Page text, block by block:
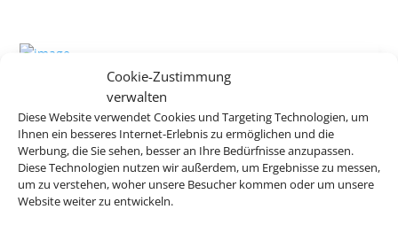
Cookie-Zustimmung
verwalten
Diese Website verwendet Cookies und Targeting Technologien, um
Ihnen ein besseres Internet-Erlebnis zu ermöglichen und die
Werbung, die Sie sehen, besser an Ihre Bedürfnisse anzupassen.
Diese Technologien nutzen wir außerdem, um Ergebnisse zu messen,
um zu verstehen, woher unsere Besucher kommen oder um unsere
Website weiter zu entwickeln.
Hotel Arno
Miramare di Rimini, Venedig & Nördliche
Adria